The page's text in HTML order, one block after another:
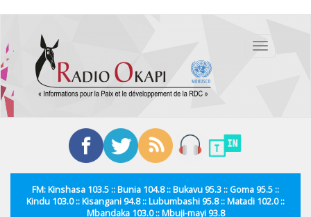
contenu
principal
Toggle
FM: Kinshasa 103.5 :: Bunia 104.8 :: Bukavu 95.3 :: Goma 95.5 ::
Kindu 103.0 :: Kisangani 94.8 :: Lubumbashi 95.8 :: Matadi 102.0 ::
Mbandaka 103.0 :: Mbuji-mayi 93.8